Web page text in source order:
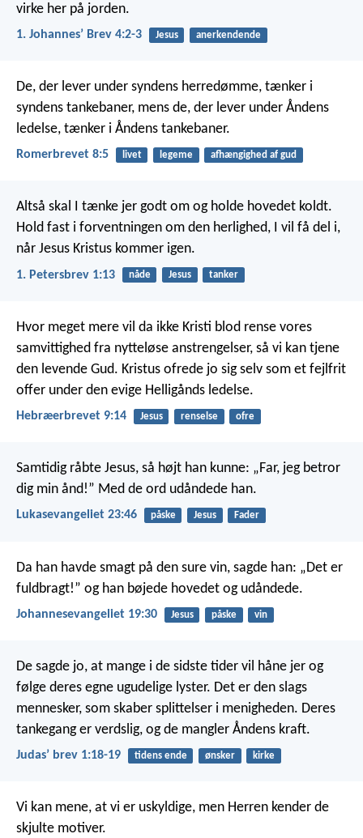
virke her på jorden.
1. Johannesʼ Brev 4:2-3 Jesus anerkendende
De, der lever under syndens herredømme, tænker i
syndens tankebaner, mens de, der lever under Åndens
ledelse, tænker i Åndens tankebaner.
Romerbrevet 8:5 livet legeme afhængighed af gud
Altså skal I tænke jer godt om og holde hovedet koldt.
Hold fast i forventningen om den herlighed, I vil få del i,
når Jesus Kristus kommer igen.
1. Petersbrev 1:13 nåde Jesus tanker
Hvor meget mere vil da ikke Kristi blod rense vores
samvittighed fra nytteløse anstrengelser, så vi kan tjene
den levende Gud. Kristus ofrede jo sig selv som et fejlfrit
offer under den evige Helligånds ledelse.
Hebræerbrevet 9:14 Jesus renselse ofre
Samtidig råbte Jesus, så højt han kunne: „Far, jeg betror
dig min ånd!” Med de ord udåndede han.
Lukasevangeliet 23:46 påske Jesus Fader
Da han havde smagt på den sure vin, sagde han: „Det er
fuldbragt!” og han bøjede hovedet og udåndede.
Johannesevangeliet 19:30 Jesus påske vin
De sagde jo, at mange i de sidste tider vil håne jer og
følge deres egne ugudelige lyster. Det er den slags
mennesker, som skaber splittelser i menigheden. Deres
tankegang er verdslig, og de mangler Åndens kraft.
Judasʼ brev 1:18-19 tidens ende ønsker kirke
Vi kan mene, at vi er uskyldige, men Herren kender de
skjulte motiver.